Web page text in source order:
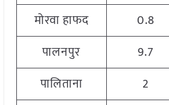
मोरवा हाफद
0.8
पालनपुर
9.7
पालिताना
2